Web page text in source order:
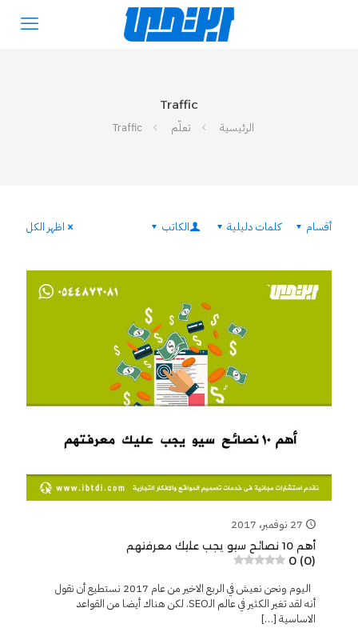
Traffic
الرئيسية
تعلّم Traffic
أقسام كلمات دليلية الكاتب اظهر الكل
27 نوفمبر، 2017
أهم 10 نصائح سيو يجب عليك معرفتهم
0 (0)
اليوم ونحن نعيش في الربع الاخير من عام 2017 نستطيع أن نقول
أنه لقد تغير الكثير في عالم الـSEO. لكن هناك أيضا من القواعد
الاساسية […]